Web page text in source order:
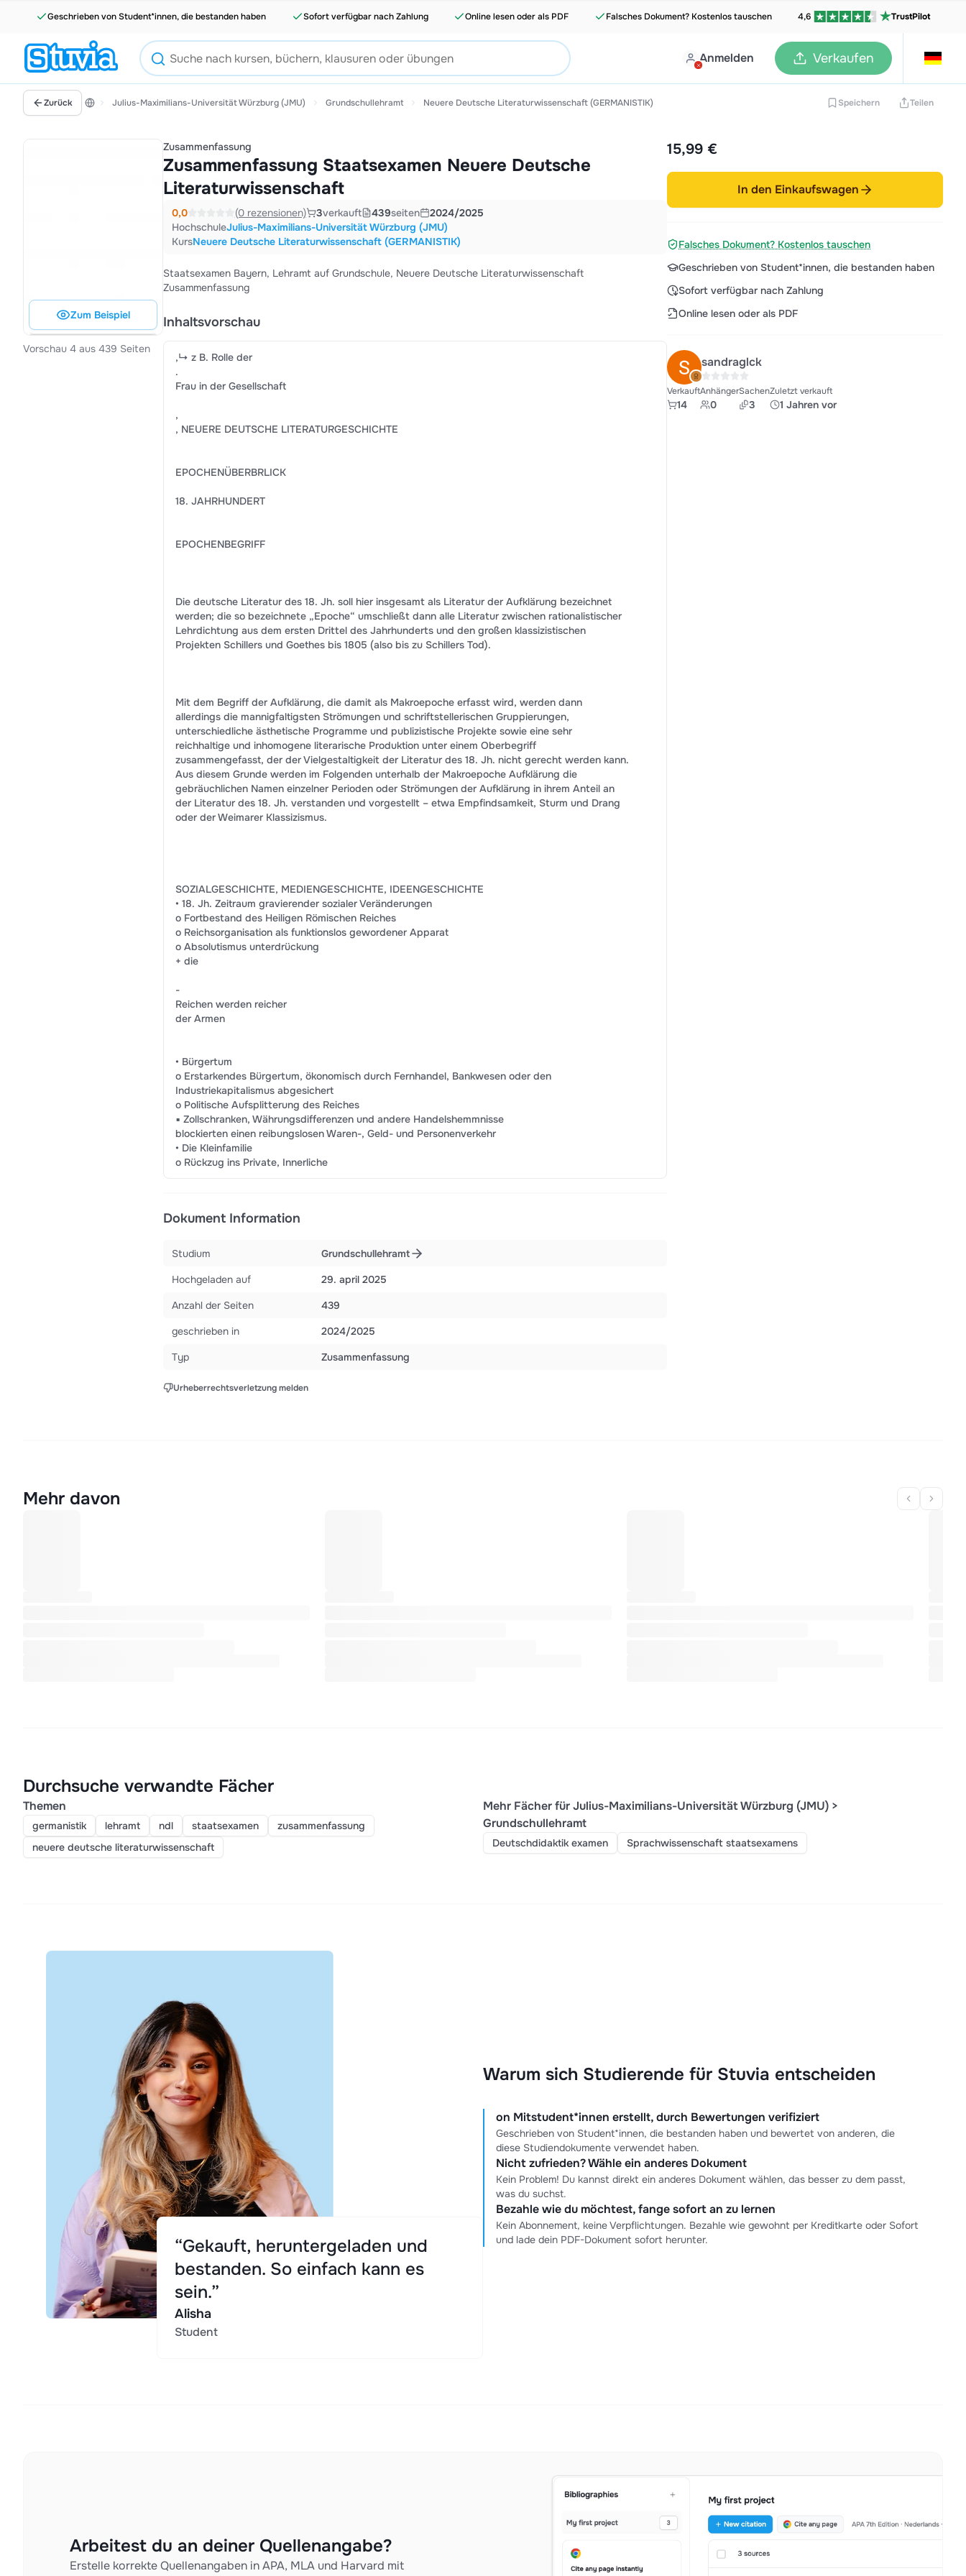
Geschrieben von Student*innen, die bestanden haben Sofort verfügbar nach Zahlung Online lesen oder als PDF Falsches Dokument? Kostenlos tauschen 4,6 TrustPilot
Anmelden Verkaufen
Zurück Julius-Maximilians-Universität Würzburg (JMU) Grundschullehramt Neuere Deutsche Literaturwissenschaft (GERMANISTIK) Speichern Teilen
Zum Beispiel
Vorschau 4 aus 439 Seiten
Zusammenfassung
Zusammenfassung Staatsexamen Neuere Deutsche
Literaturwissenschaft
0,0 (0 rezensionen) 3verkauft 439seiten
2024/2025
HochschuleJulius-Maximilians-Universität Würzburg (JMU)
KursNeuere Deutsche Literaturwissenschaft (GERMANISTIK)
Staatsexamen Bayern, Lehramt auf Grundschule, Neuere Deutsche Literaturwissenschaft
Zusammenfassung
Inhaltsvorschau
,↳ z B. Rolle der
.
Frau in der Gesellschaft
,
, NEUERE DEUTSCHE LITERATURGESCHICHTE
EPOCHENÜBERBRLICK
18. JAHRHUNDERT
EPOCHENBEGRIFF
Die deutsche Literatur des 18. Jh. soll hier insgesamt als Literatur der Aufklärung bezeichnet
werden; die so bezeichnete „Epoche“ umschließt dann alle Literatur zwischen rationalistischer
Lehrdichtung aus dem ersten Drittel des Jahrhunderts und den großen klassizistischen
Projekten Schillers und Goethes bis 1805 (also bis zu Schillers Tod).
Mit dem Begriff der Aufklärung, die damit als Makroepoche erfasst wird, werden dann
allerdings die mannigfaltigsten Strömungen und schriftstellerischen Gruppierungen,
unterschiedliche ästhetische Programme und publizistische Projekte sowie eine sehr
reichhaltige und inhomogene literarische Produktion unter einem Oberbegriff
zusammengefasst, der der Vielgestaltigkeit der Literatur des 18. Jh. nicht gerecht werden kann.
Aus diesem Grunde werden im Folgenden unterhalb der Makroepoche Aufklärung die
gebräuchlichen Namen einzelner Perioden oder Strömungen der Aufklärung in ihrem Anteil an
der Literatur des 18. Jh. verstanden und vorgestellt – etwa Empfindsamkeit, Sturm und Drang
oder der Weimarer Klassizismus.
SOZIALGESCHICHTE, MEDIENGESCHICHTE, IDEENGESCHICHTE
• 18. Jh. Zeitraum gravierender sozialer Veränderungen
o Fortbestand des Heiligen Römischen Reiches
o Reichsorganisation als funktionslos gewordener Apparat
o Absolutismus unterdrückung
+ die
-
Reichen werden reicher
der Armen
• Bürgertum
o Erstarkendes Bürgertum, ökonomisch durch Fernhandel, Bankwesen oder den
Industriekapitalismus abgesichert
o Politische Aufsplitterung des Reiches
▪ Zollschranken, Währungsdifferenzen und andere Handelshemmnisse
blockierten einen reibungslosen Waren-, Geld- und Personenverkehr
• Die Kleinfamilie
o Rückzug ins Private, Innerliche
Dokument Information
Studium
Grundschullehramt
Hochgeladen auf
29. april 2025
Anzahl der Seiten
439
geschrieben in
2024/2025
Typ
Zusammenfassung
Urheberrechtsverletzung melden
15,99 €
In den Einkaufswagen
Falsches Dokument? Kostenlos tauschen
Geschrieben von Student*innen, die bestanden haben
Sofort verfügbar nach Zahlung
Online lesen oder als PDF
sandraglck
Verkauft
14
Anhänger
0
Sachen
3
Zuletzt verkauft
1 Jahren vor
Mehr davon
Durchsuche verwandte Fächer
Themen
germanistik lehramt ndl staatsexamen
zusammenfassung
neuere deutsche literaturwissenschaft
Mehr Fächer für Julius-Maximilians-Universität Würzburg (JMU) >
Grundschullehramt
Deutschdidaktik examen Sprachwissenschaft staatsexamens
Warum sich Studierende für Stuvia entscheiden
on Mitstudent*innen erstellt, durch Bewertungen verifiziert
Geschrieben von Student*innen, die bestanden haben und bewertet von anderen, die
diese Studiendokumente verwendet haben.
Nicht zufrieden? Wähle ein anderes Dokument
Kein Problem! Du kannst direkt ein anderes Dokument wählen, das besser zu dem passt,
was du suchst.
Bezahle wie du möchtest, fange sofort an zu lernen
Kein Abonnement, keine Verpflichtungen. Bezahle wie gewohnt per Kreditkarte oder Sofort
und lade dein PDF-Dokument sofort herunter.
“Gekauft, heruntergeladen und
bestanden. So einfach kann es
sein.”
Alisha
Student
Arbeitest du an deiner Quellenangabe?
Erstelle korrekte Quellenangaben in APA, MLA und Harvard mit